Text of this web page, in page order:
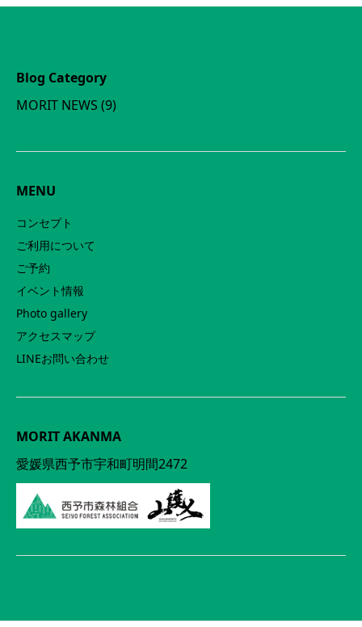
Blog Category
MORIT NEWS (9)
MENU
コンセプト
ご利用について
ご予約
イベント情報
Photo gallery
アクセスマップ
LINEお問い合わせ
MORIT AKANMA
愛媛県西予市宇和町明間2472